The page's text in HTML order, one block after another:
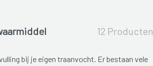
12 Producten
bij je eigen traanvocht. Er bestaan vele